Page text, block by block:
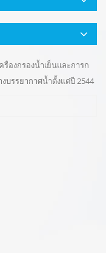
องกรองน้ำเย็นและการก
บรรยากาศน้ำตั้งแต่ปี 2544